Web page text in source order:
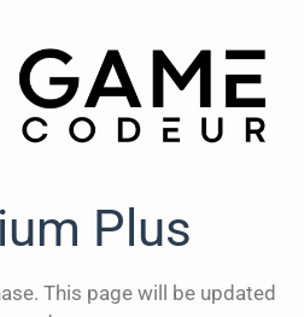
Plus
This page will be updated